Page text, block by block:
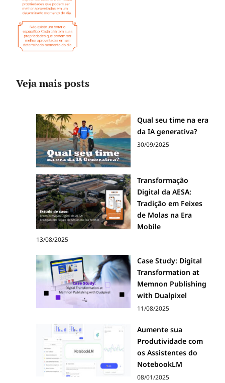
Veja mais posts
Qual seu time na era
da IA generativa?
30/09/2025
Transformação
Digital da AESA:
Tradição em Feixes
de Molas na Era
Mobile
13/08/2025
Case Study: Digital
Transformation at
Memnon Publishing
with Dualpixel
11/08/2025
Aumente sua
Produtividade com
os Assistentes do
NotebookLM
08/01/2025